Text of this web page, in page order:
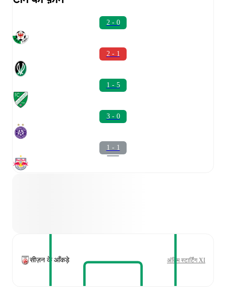
2 - 0
2 - 1
1 - 5
3 - 0
1 - 1
सीज़न के आँकड़े अंतिम स्टार्टिंग XI